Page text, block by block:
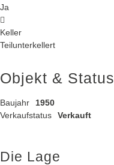
Ja
Keller
Teilunterkellert
Objekt & Status
Baujahr
1950
Verkaufstatus
Verkauft
Die Lage